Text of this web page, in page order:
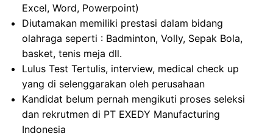
Excel, Word, Powerpoint)
Diutamakan memiliki prestasi dalam bidang
olahraga seperti : Badminton, Volly, Sepak Bola,
basket, tenis meja dll.
Lulus Test Tertulis, interview, medical check up
yang di selenggarakan oleh perusahaan
Kandidat belum pernah mengikuti proses seleksi
dan rekrutmen di PT EXEDY Manufacturing
Indonesia